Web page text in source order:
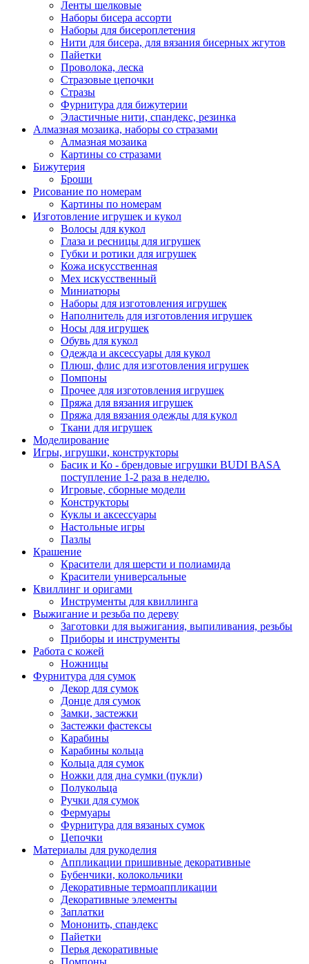
Ленты шелковые
Наборы бисера ассорти
Наборы для бисероплетения
Нити для бисера, для вязания бисерных жгутов
Пайетки
Проволока, леска
Стразовые цепочки
Стразы
Фурнитура для бижутерии
Эластичные нити, спандекс, резинка
Алмазная мозаика, наборы со стразами
Алмазная мозаика
Картины co стразами
Бижутерия
Броши
Рисование по номерам
Картины по номерам
Изготовление игрушек и кукол
Волосы для кукол
Глаза и ресницы для игрушек
Губки и ротики для игрушек
Кожа искусственная
Мех искусственный
Миниатюры
Наборы для изготовления игрушек
Наполнитель для изготовления игрушек
Носы для игрушек
Обувь для кукол
Одежда и аксессуары для кукол
Плюш, флис для изготовления игрушек
Помпоны
Прочее для изготовления игрушек
Пряжа для вязания игрушек
Пряжа для вязания одежды для кукол
Ткани для игрушек
Моделирование
Игры, игрушки, конструкторы
Басик и Ко - брендовые игрушки BUDI BASA
поступление 1-2 раза в неделю.
Игровые, сборные модели
Конструкторы
Куклы и аксессуары
Настольные игры
Пазлы
Крашение
Красители для шерсти и полиамида
Красители универсальные
Квиллинг и оригами
Инструменты для квиллинга
Выжигание и резьба по дереву
Заготовки для выжигания, выпиливания, резьбы
Приборы и инструменты
Работа с кожей
Ножницы
Фурнитура для сумок
Декор для сумок
Донце для сумок
Замки, застежки
Застежки фастексы
Карабины
Карабины кольца
Кольца для сумок
Ножки для дна сумки (пукли)
Полукольца
Ручки для сумок
Фермуары
Фурнитура для вязаных сумок
Цепочки
Материалы для рукоделия
Аппликации пришивные декоративные
Бубенчики, колокольчики
Декоративные термоаппликации
Декоративные элементы
Заплатки
Мононить, спандекс
Пайетки
Перья декоративные
Помпоны